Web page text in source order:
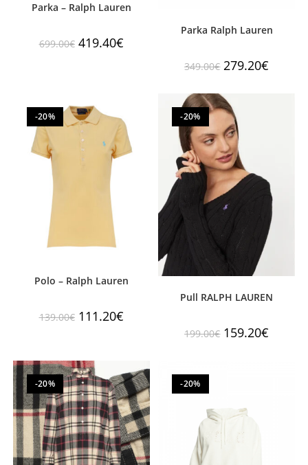
Parka – Ralph Lauren
699.00€ 419.40€
Parka Ralph Lauren
349.00€ 279.20€
-20%
Polo – Ralph Lauren
139.00€ 111.20€
-20%
Pull RALPH LAUREN
199.00€ 159.20€
-20% -20%